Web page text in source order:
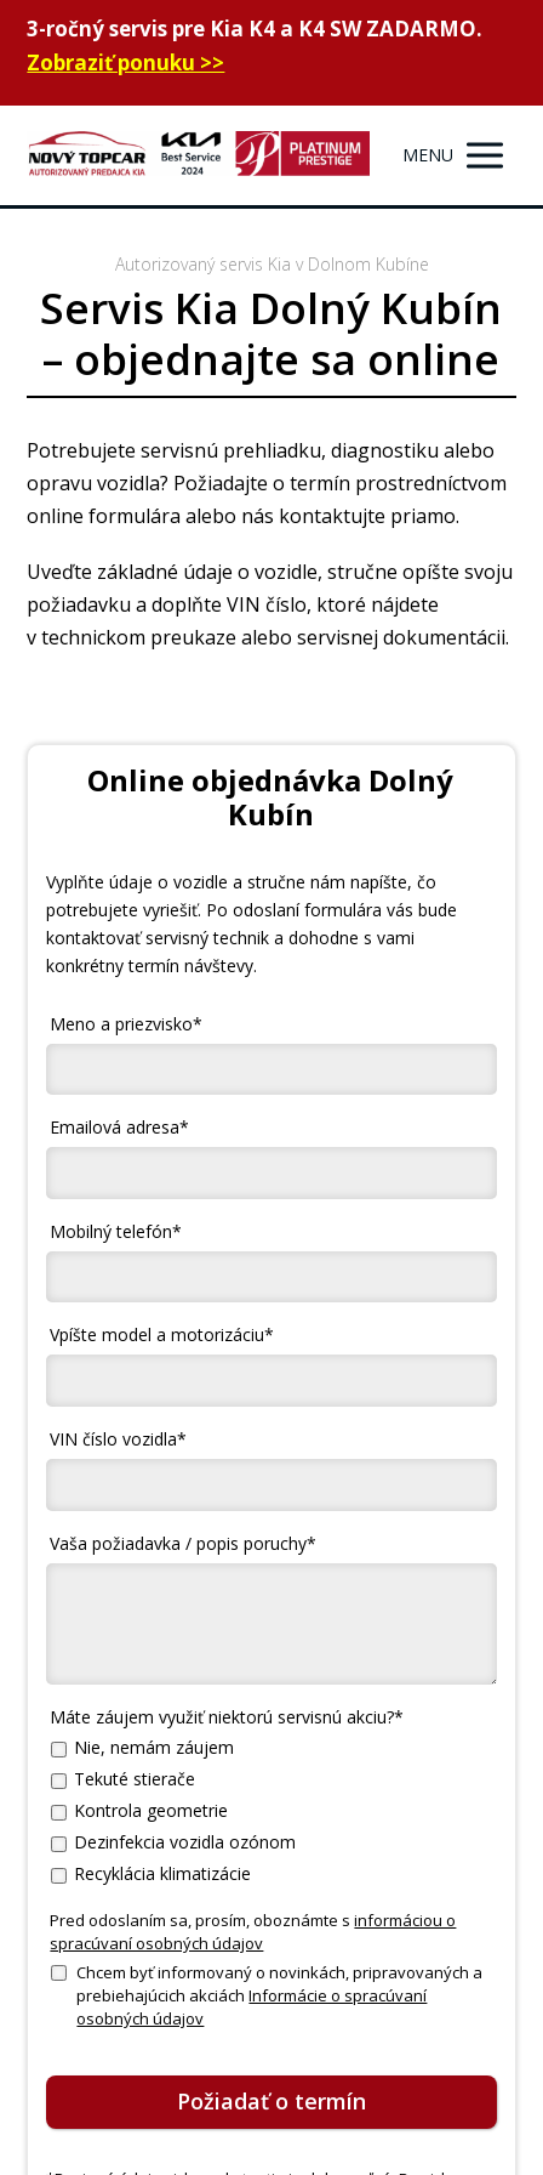
3-ročný servis pre Kia K4 a K4 SW ZADARMO.
Zobraziť ponuku >>
MENU
Autorizovaný servis Kia v Dolnom Kubíne
Servis Kia Dolný Kubín
– objednajte sa online
Potrebujete servisnú prehliadku, diagnostiku alebo
opravu vozidla? Požiadajte o termín prostredníctvom
online formulára alebo nás kontaktujte priamo.
Uveďte základné údaje o vozidle, stručne opíšte svoju
požiadavku a doplňte VIN číslo, ktoré nájdete
v technickom preukaze alebo servisnej dokumentácii.
Online objednávka Dolný
Kubín
Vyplňte údaje o vozidle a stručne nám napíšte, čo
potrebujete vyriešiť. Po odoslaní formulára vás bude
kontaktovať servisný technik a dohodne s vami
konkrétny termín návštevy.
Meno a priezvisko*
Emailová adresa*
Mobilný telefón*
Vpíšte model a motorizáciu*
VIN číslo vozidla*
Vaša požiadavka / popis poruchy*
Máte záujem využiť niektorú servisnú akciu?*
Nie, nemám záujem
Tekuté stierače
Kontrola geometrie
Dezinfekcia vozidla ozónom
Recyklácia klimatizácie
Pred odoslaním sa, prosím, oboznámte sinformáciou o
spracúvaní osobných údajov
Chcem byť informovaný o novinkách, pripravovaných a
prebiehajúcich akciáchInformácie o spracúvaní
osobných údajov
Požiadať o termín